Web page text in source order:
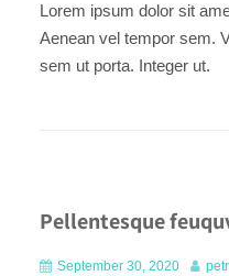
Lorem ipsum dolor sit
Aenean vel tempor sem.
sem ut porta. Integer ut.
Pellentesque
September 30, 2020